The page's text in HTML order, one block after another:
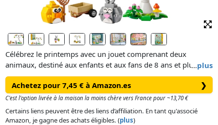
…plus
Célébrez le printemps avec un jouet comprenant deux
animaux, destiné aux enfants et aux fans de 8 ans et plus.
Il est idéal à construire à plusieurs, en famille ou entre amis.
Assemblez l’arbre, le chariot, le poussin et le lapin LEGO, puis
construisez et suspendez les œufs aux couleurs vives aux
branches de l’arbre pour que les animaux les trouvent. Aidez
Achetez pour 7,45 € à Amazon.es ❯
C'est l'option livrée à la maison la moins chère vers France pour ~13,70 €
Certains liens peuvent être des liens d’affiliation. En tant qu'associé
Amazon, je gagne des achats éligibles. (plus)